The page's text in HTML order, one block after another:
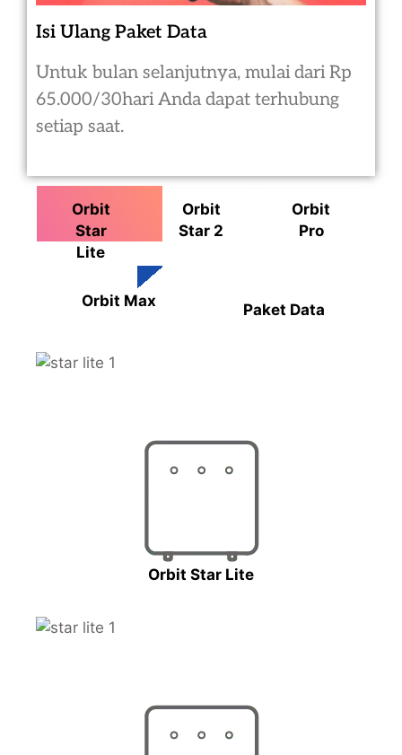
Isi Ulang Paket Data
Untuk bulan selanjutnya, mulai dari Rp
65.000/30hari Anda dapat terhubung
setiap saat.
Orbit
Star
Lite
Orbit
Star 2
Orbit
Pro
Orbit Max Paket Data
Orbit Star Lite